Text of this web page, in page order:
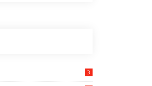
3